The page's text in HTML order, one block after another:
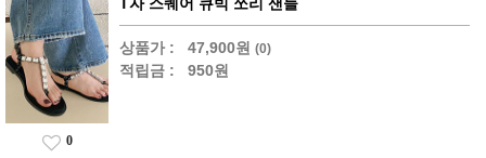
상품가 : 47,900원 (0)
적립금 : 950원
0